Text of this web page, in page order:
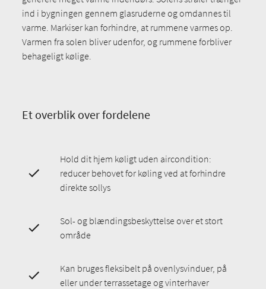
ind i bygningen gennem glasruderne og omdannes til
varme. Markiser kan forhindre, at rummene varmes op.
Varmen fra solen bliver udenfor, og rummene forbliver
behageligt kølige.
Et overblik over fordelene
Hold dit hjem køligt uden aircondition:
reducer behovet for køling ved at forhindre
direkte sollys
Sol- og blændingsbeskyttelse over et stort
område
Kan bruges fleksibelt på ovenlysvinduer, på
eller under terrassetage og vinterhaver